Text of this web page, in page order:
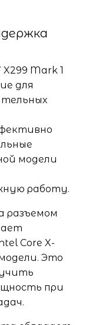
Mark 1
для
модели
работу.
разъемом
Core X-
Это
при